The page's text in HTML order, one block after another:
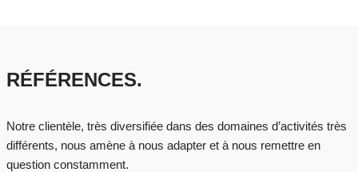
RÉFÉRENCES.
Notre clientèle, très diversifiée dans des domaines d’activités très
différents, nous amène à nous adapter et à nous remettre en
question constamment.